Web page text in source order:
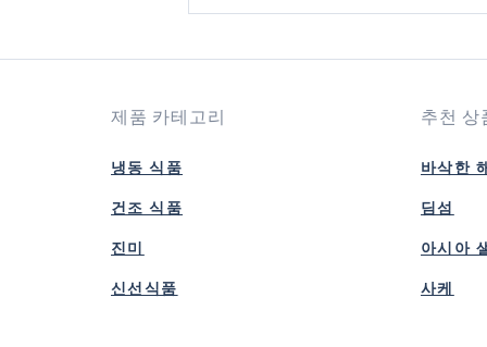
제품 카테고리
냉동 식품
건조 식품
진미
신선식품
추천 상
바삭한
딤섬
아시아
사케